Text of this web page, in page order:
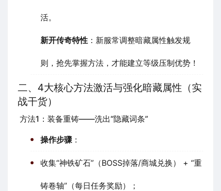
活。
新开传奇特性 ：新服常调整暗藏属性触发规
则，抢先掌握方法，才能建立等级压制优势！
二、4大核心方法激活与强化暗藏属性（实
战干货）
方法1：装备重铸——洗出“隐藏词条”
操作步骤：
收集“神铁矿石”（BOSS掉落/商城兑换） + “重
铸卷轴”（每日任务奖励）；